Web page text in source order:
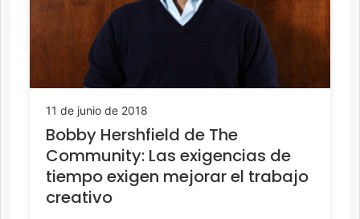
11 de junio de 2018
Bobby Hershfield de The
Community: Las exigencias de
tiempo exigen mejorar el trabajo
creativo